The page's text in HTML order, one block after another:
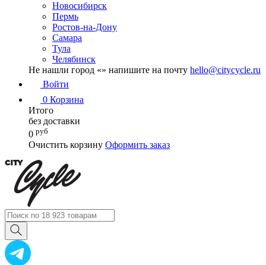
Новосибирск
Пермь
Ростов-на-Дону
Самара
Тула
Челябинск
Не нашли город «» напишите на почту hello@citycycle.ru
Войти
0 Корзина
Итого
без доставки
0 руб
Очистить корзину Оформить заказ